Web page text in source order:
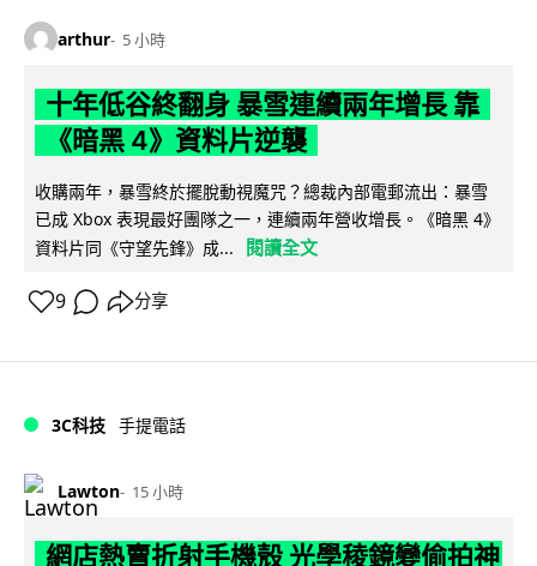
arthur 5 小時
十年低谷終翻身 暴雪連續兩年增長 靠
《暗黑 4》資料片逆襲
收購兩年，暴雪終於擺脫動視魔咒？總裁內部電郵流出：暴雪
已成 Xbox 表現最好團隊之一，連續兩年營收增長。《暗黑 4》
資料片同《守望先鋒》成...
閱讀全文
9 分享
3C科技 手提電話
Lawton 15 小時
網店熱賣折射手機殼 光學稜鏡變偷拍神